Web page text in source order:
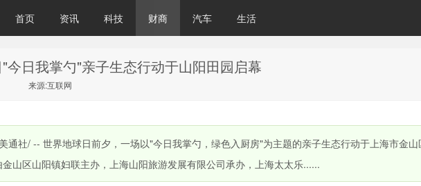
首页 资讯 科技 财商 汽车 生活
今日我掌勺"亲子生态行动于山阳田园启幕
来源:互联网
通社/ -- 世界地球日前夕，一场以"今日我掌勺，绿色入厨房"为主题的亲子生态行动于上海市金山
山区山阳镇妇联主办，上海山阳旅游发展有限公司承办，上海太太乐......